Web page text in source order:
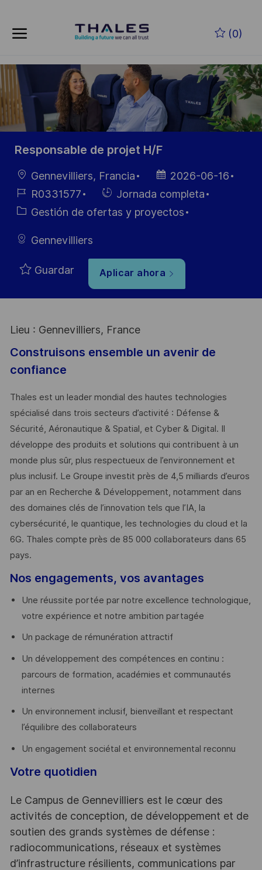
(0)
-
Responsable de projet H/F
Ubicación
Gennevilliers, Francia
Fecha de
publicación
2026-06-16
ID de
empleo
R0331577
Hiring
Type
Jornada completa
Categoría
Gestión de ofertas y proyectos
Gennevilliers
Guardar Aplicar ahora
Lieu : Gennevilliers, France
Construisons ensemble un avenir de
confiance
Thales est un leader mondial des hautes technologies
spécialisé dans trois secteurs d’activité : Défense &
Sécurité, Aéronautique & Spatial, et Cyber & Digital. Il
développe des produits et solutions qui contribuent à un
monde plus sûr, plus respectueux de l’environnement et
plus inclusif. Le Groupe investit près de 4,5 milliards d’euros
par an en Recherche & Développement, notamment dans
des domaines clés de l’innovation tels que l’IA, la
cybersécurité, le quantique, les technologies du cloud et la
6G. Thales compte près de 85 000 collaborateurs dans 65
pays. ​
Nos engagements, vos avantages
Une réussite portée par notre excellence technologique,
votre expérience et notre ambition partagée
Un package de rémunération attractif
Un développement des compétences en continu :
parcours de formation, académies et communautés
internes
Un environnement inclusif, bienveillant et respectant
l’équilibre des collaborateurs
Un engagement sociétal et environnemental reconnu
Votre quotidien
Le Campus de Gennevilliers est le cœur des
activités de conception, de développement et de
soutien des grands systèmes de défense :
radiocommunications, réseaux et systèmes
d’infrastructure résilients, communications par